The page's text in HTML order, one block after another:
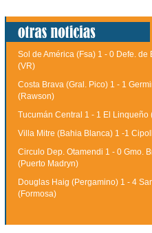
Sol de América (Fsa) 1 - 0 Defe. de
(VR)
Costa Brava (Gral. Pico) 1 - 1
(Rawson)
Tucumán Central 1 - 1 El Linqueño
Villa Mitre (Bahia Blanca) 1 -1
Circulo Dep. Otamendi 1 - 0 Gmo.
(Puerto Madryn)
Douglas Haig (Pergamino) 1 - 4
(Formosa)